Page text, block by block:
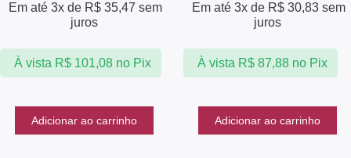
Em até 3x de R$ 35,47 sem
juros
À vista R$101,08 no Pix
Adicionar ao carrinho
Em até 3x de R$ 30,83 sem
juros
À vista R$87,88 no Pix
Adicionar ao carrinho